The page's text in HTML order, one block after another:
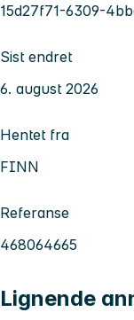
15d27f71-6309-
Sist endret
6. august 2026
Hentet fra
FINN
Referanse
468064665
Lignende